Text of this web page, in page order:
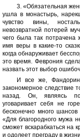
3. «Обязательная
ушла в монастырь,
чувство вины,
невозвратной потерей
чего была так
имя веры в какие-то
когда обнаруживает
это время. Феврония
назвать этот выбор
И все же, Фандорин
закономерное следствие
назад. Он, являясь
уговаривает себя не
бесконечно много
«Для благородного мужа
сможет вскарабкаться на
и одолеет преграду в